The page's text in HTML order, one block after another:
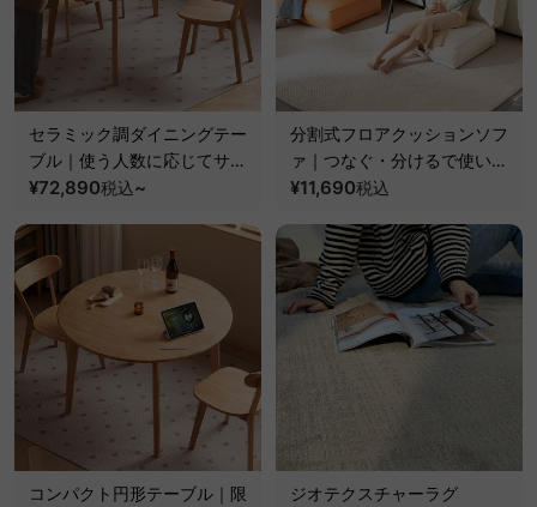
セラミック調ダイニングテー
ブル｜使う人数に応じてサイ
ズ調整できる伸縮構造
¥72,890税込~
分割式フロアクッションソフ
ァ｜つなぐ・分けるで使い方
自在
¥11,690税込
コンパクト円形テーブル｜限
ジオテクスチャーラグ